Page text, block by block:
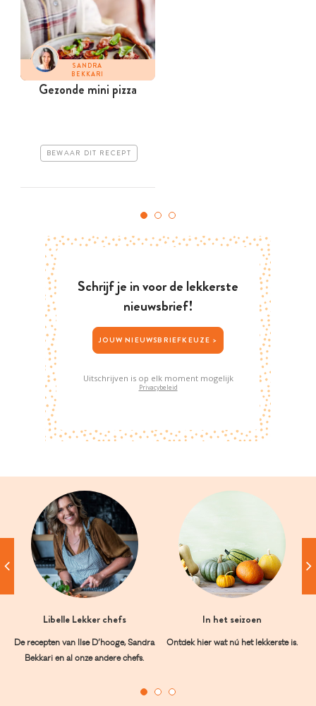
SANDRA
BEKKARI
Gezonde mini pizza
BEWAAR DIT RECEPT
Schrijf je in voor de lekkerste
nieuwsbrief!
JOUW NIEUWSBRIEFKEUZE >
Uitschrijven is op elk moment mogelijk
Privacybeleid
Libelle Lekker chefs
De recepten van Ilse D’hooge, Sandra
Bekkari en al onze andere chefs.
In het seizoen
Ontdek hier wat nú het lekkerste is.